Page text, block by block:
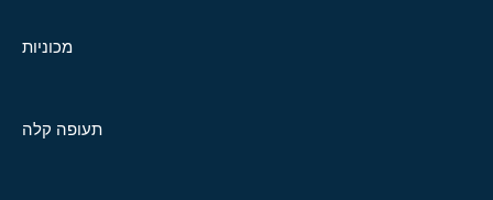
מכוניות
תעופה קלה